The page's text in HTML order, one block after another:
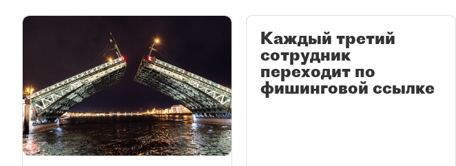
Каждый третий
сотрудник
переходит по
фишинговой ссылке